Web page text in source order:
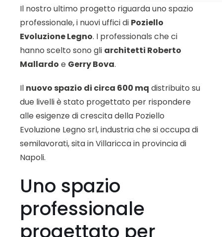
Il nostro ultimo progetto riguarda uno spazio
professionale, i nuovi uffici di Poziello
Evoluzione Legno. I professionals che ci
hanno scelto sono gli architetti Roberto
Mallardo e Gerry Bova.
Il nuovo spazio di circa 600 mq distribuito su
due livelli è stato progettato per rispondere
alle esigenze di crescita della Poziello
Evoluzione Legno srl, industria che si occupa di
semilavorati, sita in Villaricca in provincia di
Napoli.
Uno spazio
professionale
progettato per